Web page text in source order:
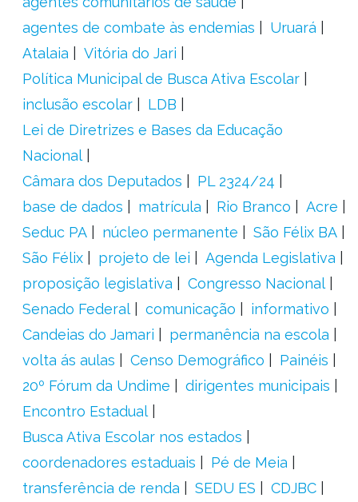
agentes de combate às endemias
Uruará
Atalaia
Vitória do Jari
Política Municipal de Busca Ativa Escolar
inclusão escolar
LDB
Lei de Diretrizes e Bases da Educação
Nacional
Câmara dos Deputados
PL 2324/24
base de dados
matrícula Rio Branco
Acre
Seduc PA
núcleo permanente
São Félix BA
São Félix
projeto de lei
Agenda Legislativa
proposição legislativa
Congresso Nacional
Senado Federal
comunicação
informativo
Candeias do Jamari
permanência na escola
volta ás aulas
Censo Demográfico
Painéis
20º Fórum da Undime
dirigentes municipais
Encontro Estadual
Busca Ativa Escolar nos estados
coordenadores estaduais
Pé de Meia
transferência de renda
SEDU ES
CDJBC